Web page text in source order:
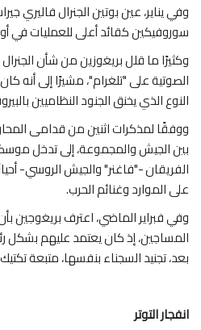
وفي يناير، عين بوتين الجنرال فاليري
سوروفيكين كقائد أعلى للعمليات في
وكثيرًا ما قلل بريغوزين من شأن
الصوتية على "تلغرام"، مشيرًا إلى أنه
النوع الذي يخنق الجنود النظاميين
ووفقًا لمذكرات اثنين من قدامى
بين الجيش والمجموعة، إلى تدخل
الفريقان -"فاغنر" والجيش الروسي-
على الموارد وغنائم الحرب.
وفي فبراير الماضي، اعترف بريغوجين
المساجين، إذ كان يعتمد عليهم بشكل
بعد، تجنيد السجناء بنفسها، متبعة
انفجار التوتر